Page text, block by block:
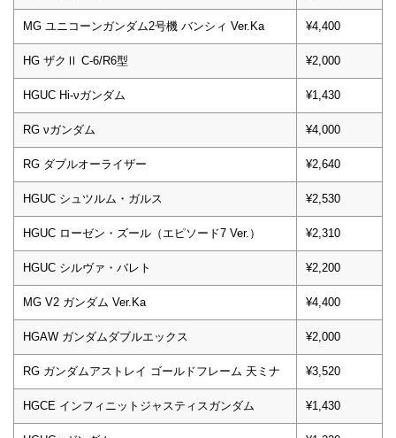
MG ユニコーンガンダム2号機 バンシィ Ver.Ka ¥4,400
HG ザクⅡ C-6/R6型 ¥2,000
HGUC Hi-νガンダム ¥1,430
RG νガンダム ¥4,000
RG ダブルオーライザー ¥2,640
HGUC シュツルム・ガルス ¥2,530
HGUC ローゼン・ズール（エピソード7 Ver.） ¥2,310
HGUC シルヴァ・バレト ¥2,200
MG V2 ガンダム Ver.Ka ¥4,400
HGAW ガンダムダブルエックス ¥2,000
RG ガンダムアストレイ ゴールドフレーム 天ミナ ¥3,520
HGCE インフィニットジャスティスガンダム ¥1,430